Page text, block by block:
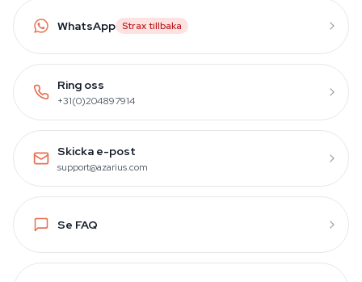
WhatsApp Strax tillbaka
Ring oss
+31(0)204897914
Skicka e-post
support@azarius.com
Se FAQ